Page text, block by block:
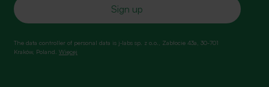
The data controller of personal data is j‑labs sp. z o.o., Zabłocie 43a, 30-701
Kraków, Poland.Więcej